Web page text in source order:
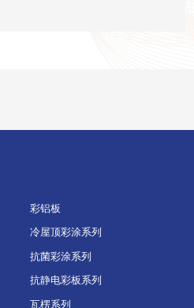
彩铝板
冷屋顶彩涂系列
抗菌彩涂系列
抗静电彩板系列
瓦楞系列